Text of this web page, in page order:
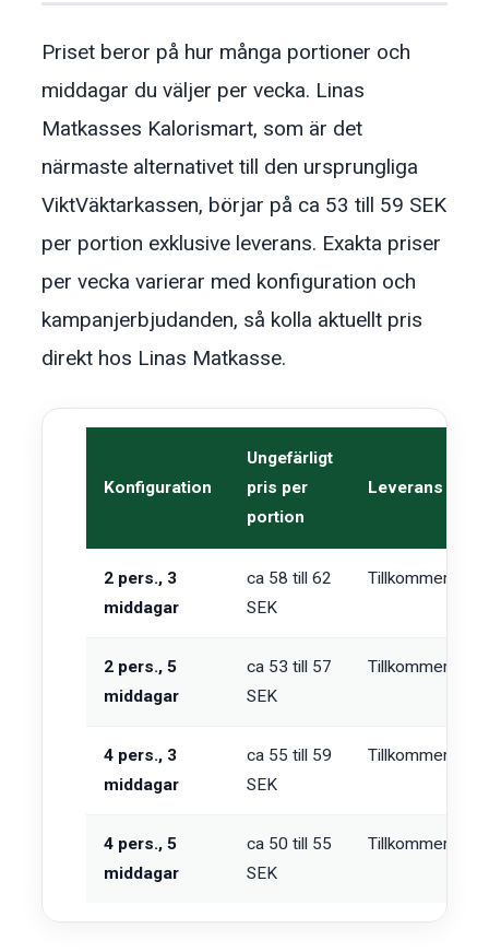
Priset beror på hur många portioner och
middagar du väljer per vecka. Linas
Matkasses Kalorismart, som är det
närmaste alternativet till den ursprungliga
ViktVäktarkassen, börjar på ca 53 till 59 SEK
per portion exklusive leverans. Exakta priser
per vecka varierar med konfiguration och
kampanjerbjudanden, så kolla aktuellt pris
direkt hos Linas Matkasse.
Konfiguration
Ungefärligt
pris per
portion
Leverans
2 pers., 3
middagar
ca 58 till 62
SEK
Tillkommer
2 pers., 5
middagar
ca 53 till 57
SEK
Tillkommer
4 pers., 3
middagar
ca 55 till 59
SEK
Tillkommer
4 pers., 5
middagar
ca 50 till 55
SEK
Tillkommer